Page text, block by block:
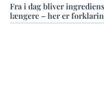
Fra i dag bliver
længere – her er